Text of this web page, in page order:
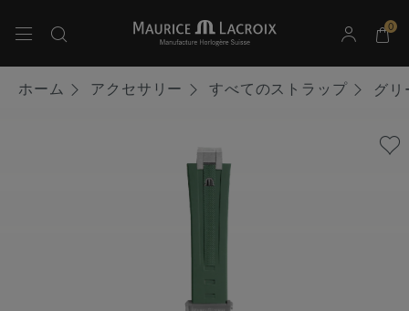
0
ホーム アクセサリー すべてのストラップ グ